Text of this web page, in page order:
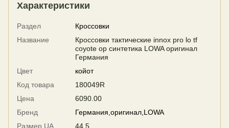
Характеристики
Раздел
Кроссовки
Название
Кроссовки тактические innox pro lo tf
coyote op синтетика LOWA оригинал
Германия
Цвет
койот
Код товара
180049R
Цена
6090.00
Бренд
Германия,оригинал,LOWA
Размер UA
44,5